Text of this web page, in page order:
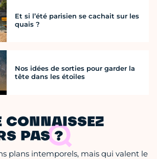
Et si l’été parisien se cachait sur les
quais ?
Nos idées de sorties pour garder la
tête dans les étoiles
CONNAISSEZ
PAS ?
plans intemporels, mais qui valent le